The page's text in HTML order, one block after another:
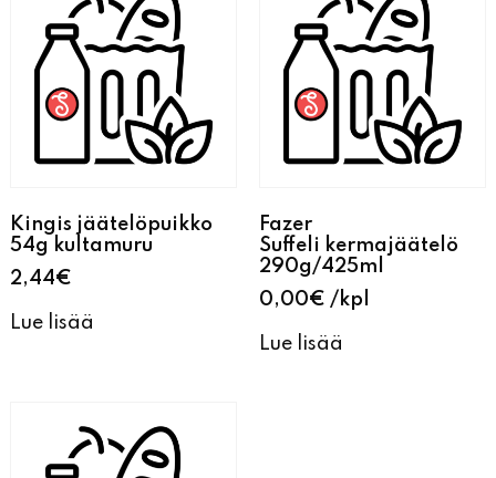
Kingis jäätelöpuikko
54g kultamuru
2,44€
Lue lisää
Fazer
Suffeli kermajäätelö
290g/425ml
0,00€ kpl
Lue lisää